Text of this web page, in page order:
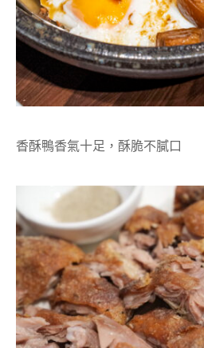
香酥鴨香氣十足，酥脆不膩口